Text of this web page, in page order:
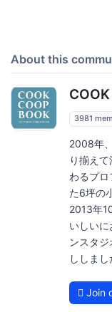
About this
3981
2008年
り揃え
わるプ
た6坪の
2013年
いしい
ンスタ
ししま
Join